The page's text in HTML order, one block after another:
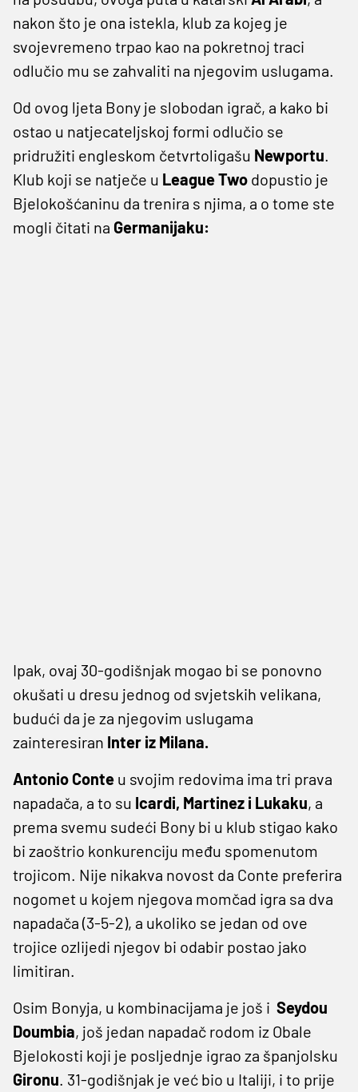
nakon što je ona istekla, klub za kojeg je
svojevremeno trpao kao na pokretnoj traci
odlučio mu se zahvaliti na njegovim uslugama.
Od ovog ljeta Bony je slobodan igrač, a kako bi
ostao u natjecateljskoj formi odlučio se
pridružiti engleskom četvrtoligašu Newportu.
Klub koji se natječe u League Two dopustio je
Bjelokošćaninu da trenira s njima, a o tome ste
mogli čitati na Germanijaku:
Ipak, ovaj 30-godišnjak mogao bi se ponovno
okušati u dresu jednog od svjetskih velikana,
budući da je za njegovim uslugama
zainteresiran Inter iz Milana.
Antonio Conte u svojim redovima ima tri prava
napadača, a to su Icardi, Martinez i Lukaku, a
prema svemu sudeći Bony bi u klub stigao kako
bi zaoštrio konkurenciju među spomenutom
trojicom. Nije nikakva novost da Conte preferira
nogomet u kojem njegova momčad igra sa dva
napadača (3-5-2), a ukoliko se jedan od ove
trojice ozlijedi njegov bi odabir postao jako
limitiran.
Osim Bonyja, u kombinacijama je još i Seydou
Doumbia, još jedan napadač rodom iz Obale
Bjelokosti koji je posljednje igrao za španjolsku
Gironu. 31-godišnjak je već bio u Italiji, i to prije